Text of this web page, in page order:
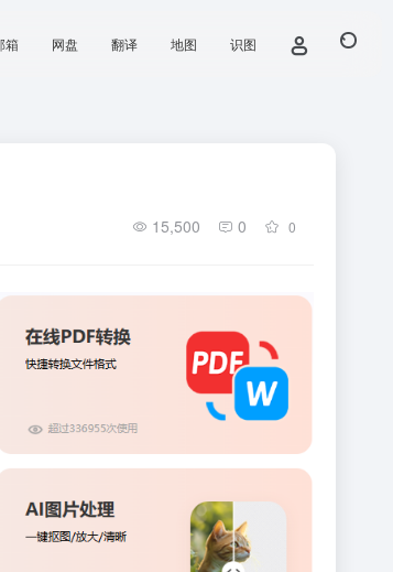
箱 网盘 翻译 地图 识图
15,500 0 0